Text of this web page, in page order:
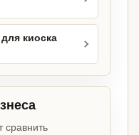
киоска
сравнить